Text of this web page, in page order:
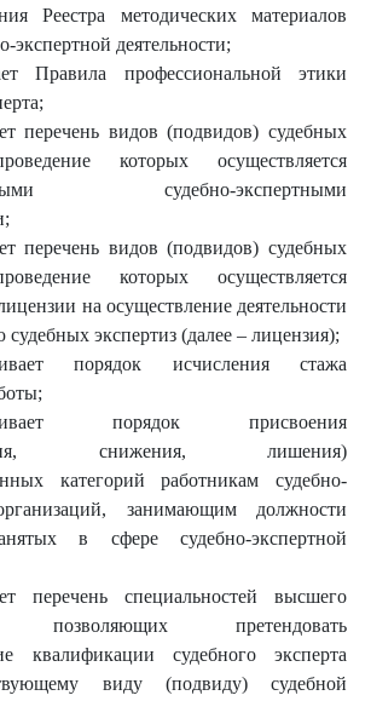
Реестра методических материалов
экспертной деятельности;
Правила профессиональной этики
перечень видов (подвидов) судебных
которых осуществляется
судебно-экспертными
перечень видов (подвидов) судебных
которых осуществляется
на осуществление деятельности
экспертиз (далее – лицензия);
порядок исчисления стажа
порядок присвоения
снижения, лишения)
категорий работникам судебно-
занимающим должности
в сфере судебно-экспертной
перечень специальностей высшего
позволяющих претендовать
квалификации судебного эксперта
виду (подвиду) судебной